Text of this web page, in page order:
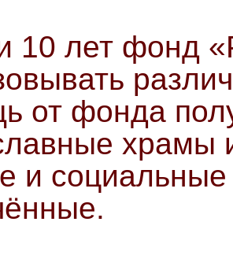
10 лет фонд
от фонда
храмы
и